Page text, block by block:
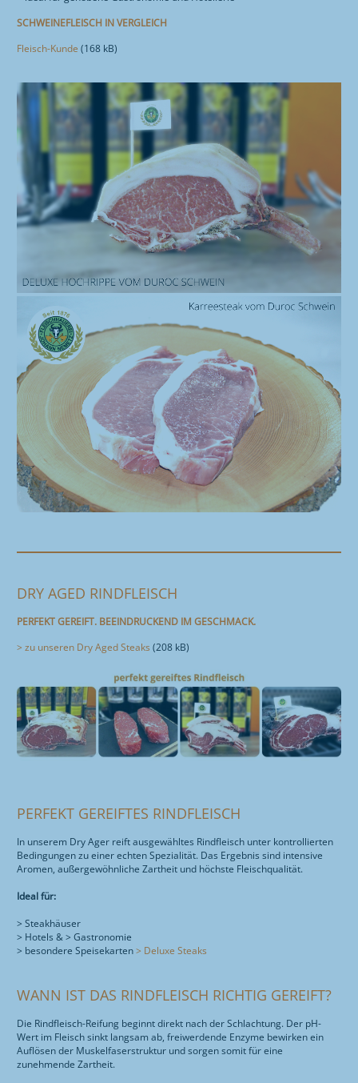
SCHWEINEFLEISCH IN VERGLEICH
Fleisch-Kunde (168 kB)
DRY AGED RINDFLEISCH
PERFEKT GEREIFT. BEEINDRUCKEND IM GESCHMACK.
> zu unseren Dry Aged Steaks (208 kB)
PERFEKT GEREIFTES RINDFLEISCH
In unserem Dry Ager reift ausgewähltes Rindfleisch unter kontrollierten
Bedingungen zu einer echten Spezialität. Das Ergebnis sind intensive
Aromen, außergewöhnliche Zartheit und höchste Fleischqualität.
Ideal für:
> Steakhäuser
> Hotels & > Gastronomie
> besondere Speisekarten> Deluxe Steaks
WANN IST DAS RINDFLEISCH RICHTIG GEREIFT?
Die Rindfleisch-Reifung beginnt direkt nach der Schlachtung. Der pH-
Wert im Fleisch sinkt langsam ab, freiwerdende Enzyme bewirken ein
Auflösen der Muskelfaserstruktur und sorgen somit für eine
zunehmende Zartheit.